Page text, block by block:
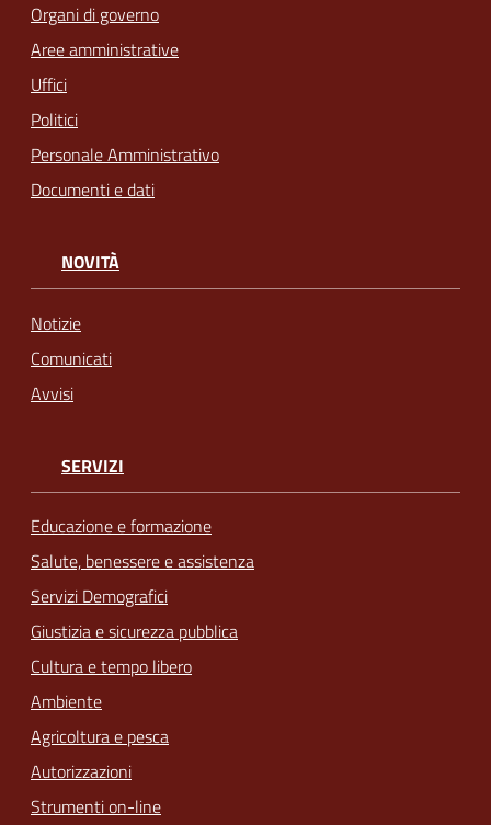
Organi di governo
Aree amministrative
Uffici
Politici
Personale Amministrativo
Documenti e dati
NOVITÀ
Notizie
Comunicati
Avvisi
SERVIZI
Educazione e formazione
Salute, benessere e assistenza
Servizi Demografici
Giustizia e sicurezza pubblica
Cultura e tempo libero
Ambiente
Agricoltura e pesca
Autorizzazioni
Strumenti on-line